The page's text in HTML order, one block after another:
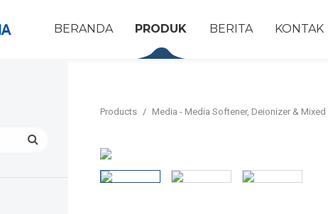
BERANDA PRODUK BERITA KONTAK
Products Media - Media Softener, Deionizer & Mixed